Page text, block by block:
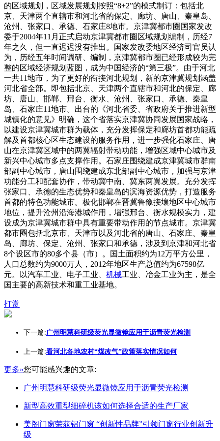
的区域规划，区域发展规划按照“8+2”的模式制订：包括北
京、天津两个直辖市和河北省的保定、廊坊、唐山、秦皇岛、
沧州、张家口、承德、石家庄8地市。京津冀都市圈国家发改
委于2004年11月正式启动京津冀都市圈区域规划编制，历经7
年之久，但一直迟迟没有推出。国家发改委地区经济司官员认
为，历经五年时间调研、编制，京津冀都市圈已经形成较为完
整的区域经济规划蓝图，成为中国经济的“第三极”。由于河北
一共11地市，为了更好的衔接河北规划，新的京津冀规划涵盖
河北省全部。即包括北京、天津两个直辖市和河北的保定、廊
坊、唐山、邯郸、邢台、衡水、沧州、张家口、承德、秦皇
岛、石家庄11地市。出台的《河北省委、省政府关于推进新型
城镇化的意见》明确，这个省落实京津冀协同发展国家战略，
以建设京津冀城市群为载体，充分发挥保定和廊坊首都功能疏
解及首都核心区生态建设的服务作用，进一步强化石家庄、唐
山在京津冀区域中的两翼辐射带动功能，增强区域中心城市及
新兴中心城市多点支撑作用。石家庄围绕建成京津冀城市群南
部副中心城市，唐山围绕建成东北部副中心城市，加强与京津
功能分工和配套协作，带动冀中南、冀东两翼发展。充分发挥
张家口、承德的生态优势和秦皇岛的滨海资源优势，打造服务
首都的特色功能城市。极化邯郸在晋冀鲁豫接壤地区中心城市
地位，提升沧州沿海港城作用，增强邢台、衡水规模实力，建
设成为京津冀城市群中具有重要带动作用的节点城市。京津冀
都市圈包括北京市、天津市以及河北省的唐山、石家庄、秦皇
岛、廊坊、保定、沧州、张家口和承德，涉及到京津和河北省
8个设区市的80多个县（市）。国土面积约为12万平方公里，
人口总数约为9000万人，2012年地区生产总值约为67598亿
元。以汽车工业、电子工业、 机械工业、冶金工业为主，是全
国主要的高新技术和重工业基地。
打赏
下一篇:广州明慧科研级荧光显微镜应用于沥青荧光检测
上一篇:看河北各地农村“煤改气”政策落实情况如何
更多»您可能感兴趣的文章:
广州明慧科研级荧光显微镜应用于沥青荧光检测
新型高效重型细碎机该如何选择合适的生产厂家
美阁门窗荣获铝门窗 “创新性品牌”引领门窗行业创新升
级